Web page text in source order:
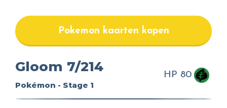
Pokemon kaarten kopen
Gloom 7/214
Pokémon - Stage 1
HP 80